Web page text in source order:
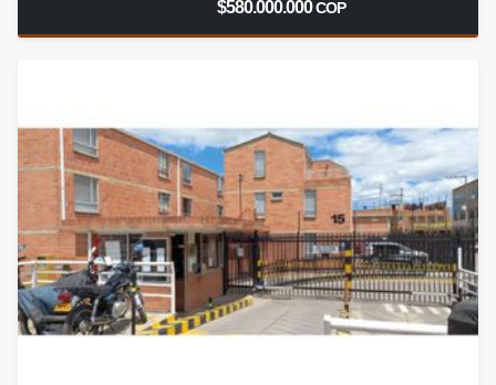
$580.000.000COP